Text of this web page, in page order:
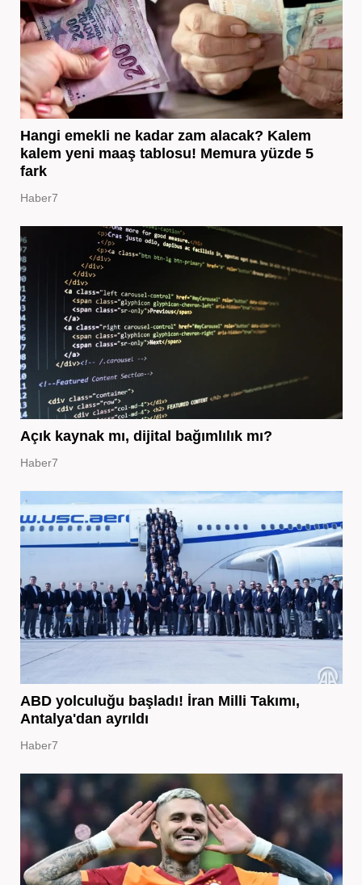
Hangi emekli ne kadar zam alacak? Kalem
kalem yeni maaş tablosu! Memura yüzde 5
fark
Haber7
Açık kaynak mı, dijital bağımlılık mı?
Haber7
ABD yolculuğu başladı! İran Milli Takımı,
Antalya'dan ayrıldı
Haber7